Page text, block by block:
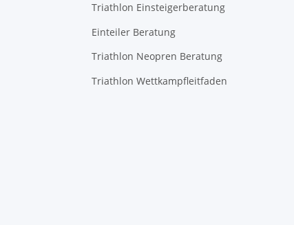
Triathlon Einsteigerberatung
Einteiler Beratung
Triathlon Neopren Beratung
Triathlon Wettkampfleitfaden